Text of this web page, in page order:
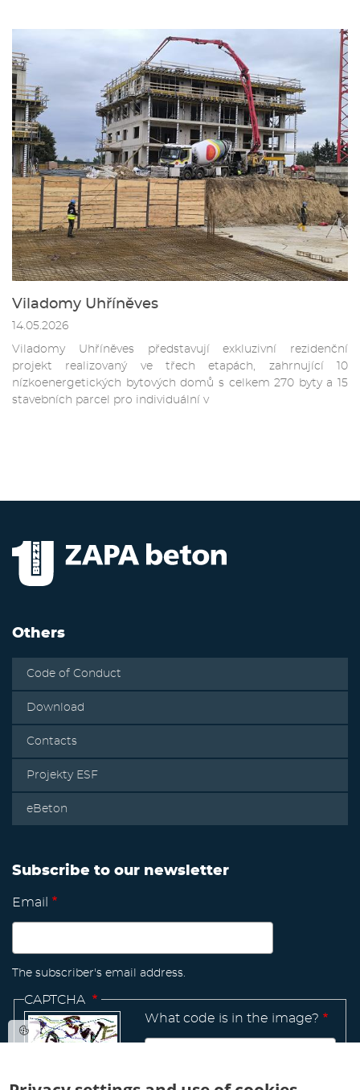
Viladomy Uhříněves
14.05.2026
Viladomy Uhříněves představují exkluzivní rezidenční
projekt realizovaný ve třech etapách, zahrnující 10
nízkoenergetických bytových domů s celkem 270 byty a 15
stavebních parcel pro individuální v
Others
Code of Conduct
Download
Contacts
Projekty ESF
eBeton
Subscribe to our newsletter
Email
The subscriber's email address.
CAPTCHA
What code is in the image?